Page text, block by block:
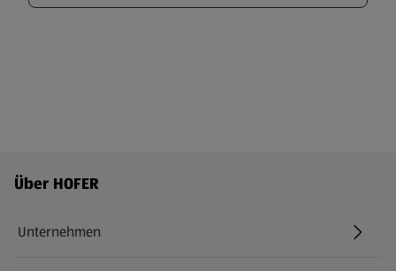
Fußzeilenmenü - weitere Links
Über HOFER
Unternehmen